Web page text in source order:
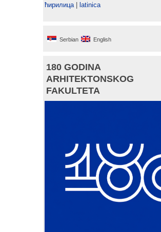
ћирилица| latinica
Serbian English
180 GODINA
ARHITEKTONSKOG
FAKULTETA